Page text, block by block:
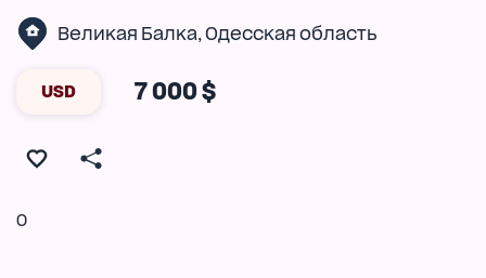
Великая Балка, Одесская область
USD 7 000 $
0